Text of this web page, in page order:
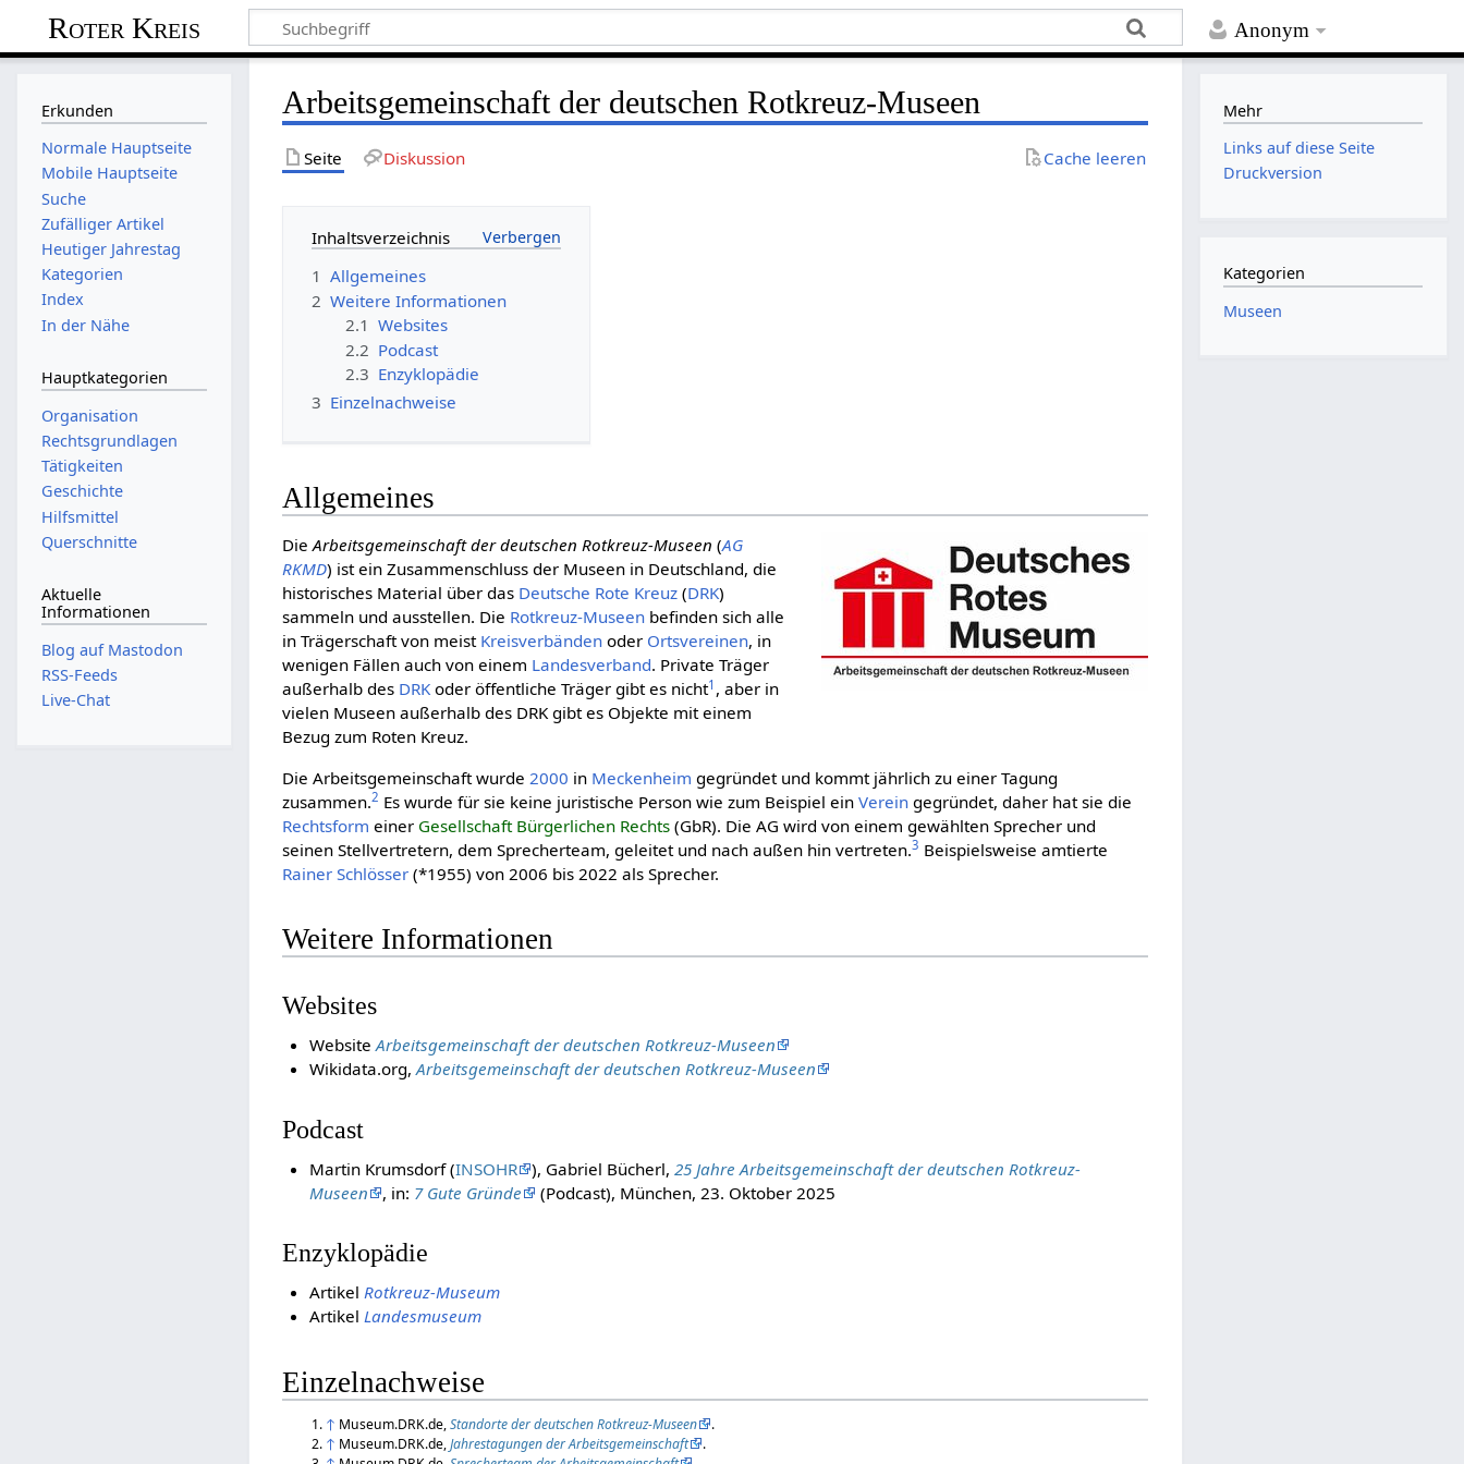
Anonym
Roter Kreis
Arbeitsgemeinschaft der deutschen Rotkreuz-Museen
Seite Diskussion Cache leeren
Inhaltsverzeichnis
1 Allgemeines
2 Weitere Informationen
2.1 Websites
2.2 Podcast
2.3 Enzyklopädie
3 Einzelnachweise
Allgemeines
DieArbeitsgemeinschaft der deutschen Rotkreuz-Museen (AG
RKMD) ist ein Zusammenschluss der Museen in Deutschland, die
historisches Material über das Deut­sche Rote Kreuz (DRK)
sammeln und ausstellen. Die Rotkreuz-Museen befinden sich alle
in Trägerschaft von meist Kreis­verbänden oder Ortsvereinen, in
wenigen Fällen auch von einem Landesverband. Private Träger
außerhalb des DRK oder öffentliche Träger gibt es nicht1 , aber in
vielen Museen außerhalb des DRK gibt es Objekte mit einem
Bezug zum Roten Kreuz.
Die Arbeitsgemeinschaft wurde 2000 in Meckenheim gegründet und kommt jährlich zu einer Tagung
zusammen.2 Es wurde für sie keine juristische Person wie zum Beispiel einVerein gegründet, daher hat sie die
Rechtsform einer Gesellschaft Bürgerlichen Rechts (GbR). Die AG wird von einem gewählten Sprecher und
seinen Stellvertretern, dem Sprecherteam, geleitet und nach außen hin ver­tre­ten.3 Beispielsweise amtierte
Rainer Schlösser (*1955) von 2006 bis 2022 als Sprecher.
Weitere Informationen
Websites
WebsiteArbeitsgemeinschaft der deutschen Rotkreuz-Museen
Wikidata.org,Arbeitsgemeinschaft der deutschen Rotkreuz-Museen
Podcast
Martin Krumsdorf (INSOHR ), Gabriel Bücherl, 25 Jahre Arbeitsgemeinschaft der deutschen Rotkreuz-
Museen
, in: 7 Gute Gründe (Podcast), München, 23. Oktober 2025
Enzyklopädie
Artikel Rotkreuz-Museum
Artikel Landesmuseum
Einzelnachweise
↑ Museum.DRK.de,Standorte der deutschen Rotkreuz-Museen
.
↑ Museum.DRK.de,Jahrestagungen der Arbeitsgemeinschaft
.
Erkunden
Normale Hauptseite
Mobile Hauptseite
Suche
Zufälliger Artikel
Heutiger Jahrestag
Kategorien
Index
In der Nähe
Hauptkategorien
Organisation
Rechtsgrundlagen
Tätigkeiten
Geschichte
Hilfsmittel
Querschnitte
Aktuelle
Informationen
Blog auf Mastodon
RSS-Feeds
Live-Chat
Mehr
Links auf diese Seite
Druckversion
Kategorien
Museen